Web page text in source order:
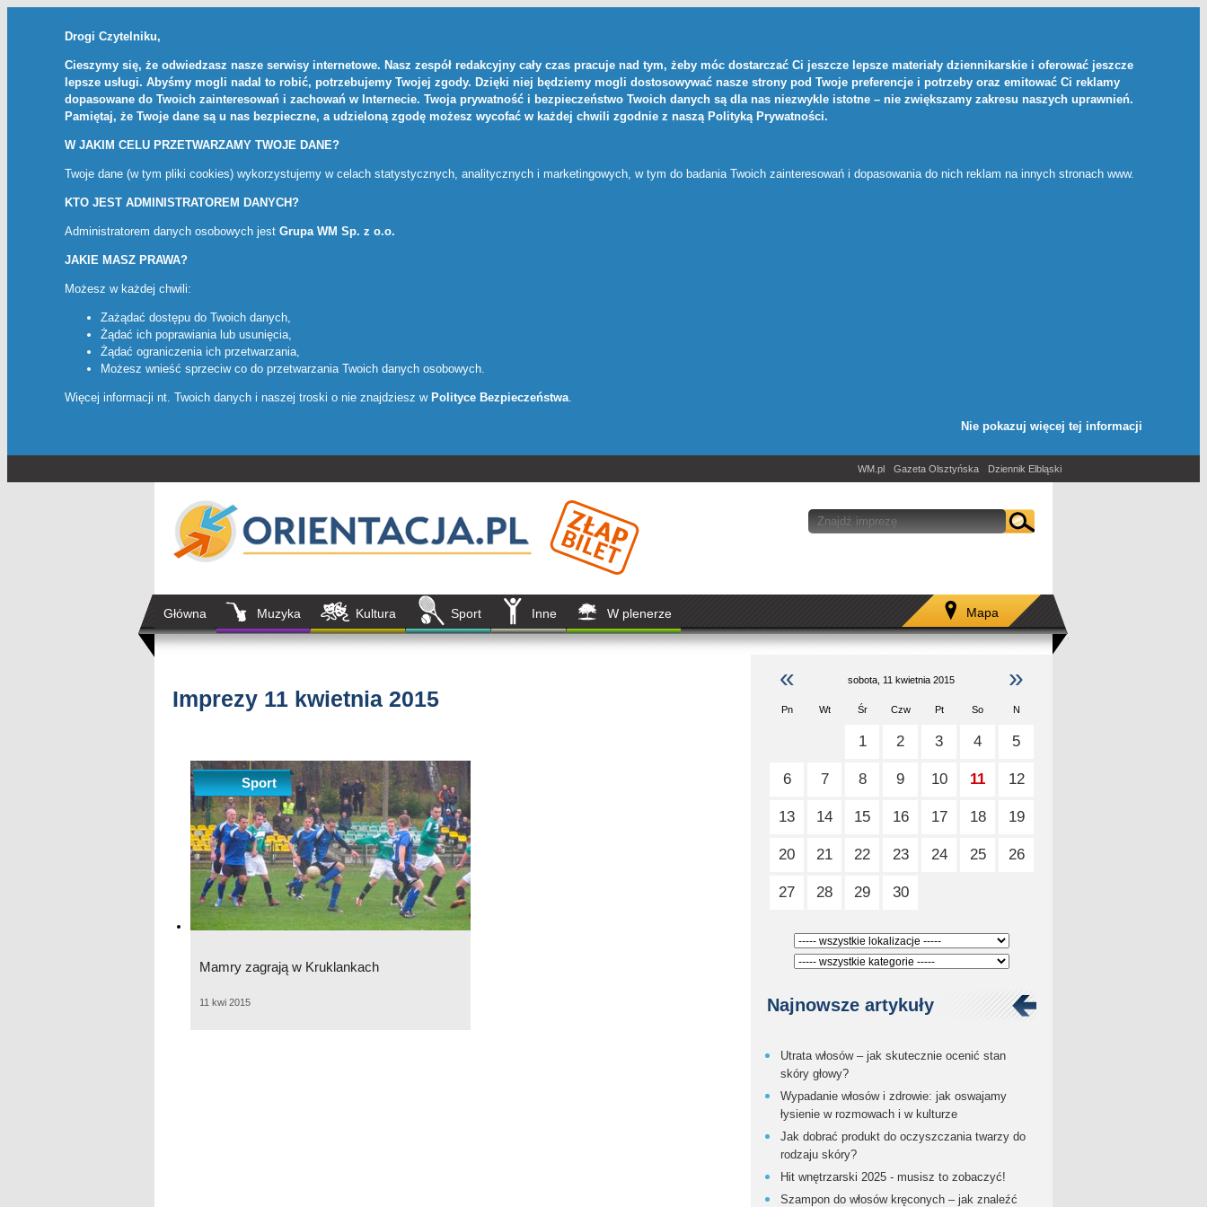
Drogi Czytelniku,
Cieszymy się, że odwiedzasz nasze serwisy internetowe. Nasz zespół redakcyjny cały czas pracuje nad tym, żeby móc dostarczać Ci jeszcze lepsze materiały dziennikarskie i oferować jeszcze
lepsze usługi. Abyśmy mogli nadal to robić, potrzebujemy Twojej zgody. Dzięki niej będziemy mogli dostosowywać nasze strony pod Twoje preferencje i potrzeby oraz emitować Ci reklamy
dopasowane do Twoich zainteresowań i zachowań w Internecie. Twoja prywatność i bezpieczeństwo Twoich danych są dla nas niezwykle istotne – nie zwiększamy zakresu naszych uprawnień.
Pamiętaj, że Twoje dane są u nas bezpieczne, a udzieloną zgodę możesz wycofać w każdej chwili zgodnie z naszą Polityką Prywatności.
W JAKIM CELU PRZETWARZAMY TWOJE DANE?
Twoje dane (w tym pliki cookies) wykorzystujemy w celach statystycznych, analitycznych i marketingowych, w tym do badania Twoich zainteresowań i dopasowania do nich reklam na innych stronach www.
KTO JEST ADMINISTRATOREM DANYCH?
Administratorem danych osobowych jest Grupa WM Sp. z o.o.
JAKIE MASZ PRAWA?
Możesz w każdej chwili:
Zażądać dostępu do Twoich danych,
Żądać ich poprawiania lub usunięcia,
Żądać ograniczenia ich przetwarzania,
Możesz wnieść sprzeciw co do przetwarzania Twoich danych osobowych.
Więcej informacji nt. Twoich danych i naszej troski o nie znajdziesz w Polityce Bezpieczeństwa.
Nie pokazuj więcej tej informacji
Dziennik Elbląski
Gazeta Olsztyńska
WM.pl
Główna Muzyka Kultura Sport Inne W plenerze Mapa
Imprezy 11 kwietnia 2015
Sport
Mamry zagrają w Kruklankach
11 kwi 2015
« sobota, 11 kwietnia 2015 »
Pn Wt Śr Czw Pt So N
1 2 3 4 5
6 7 8 9 10 11 12
13 14 15 16 17 18 19
20 21 22 23 24 25 26
27 28 29 30
Najnowsze artykuły
Utrata włosów – jak skutecznie ocenić stan
skóry głowy?
Wypadanie włosów i zdrowie: jak oswajamy
łysienie w rozmowach i w kulturze
Jak dobrać produkt do oczyszczania twarzy do
rodzaju skóry?
Hit wnętrzarski 2025 - musisz to zobaczyć!
Szampon do włosów kręconych – jak znaleźć